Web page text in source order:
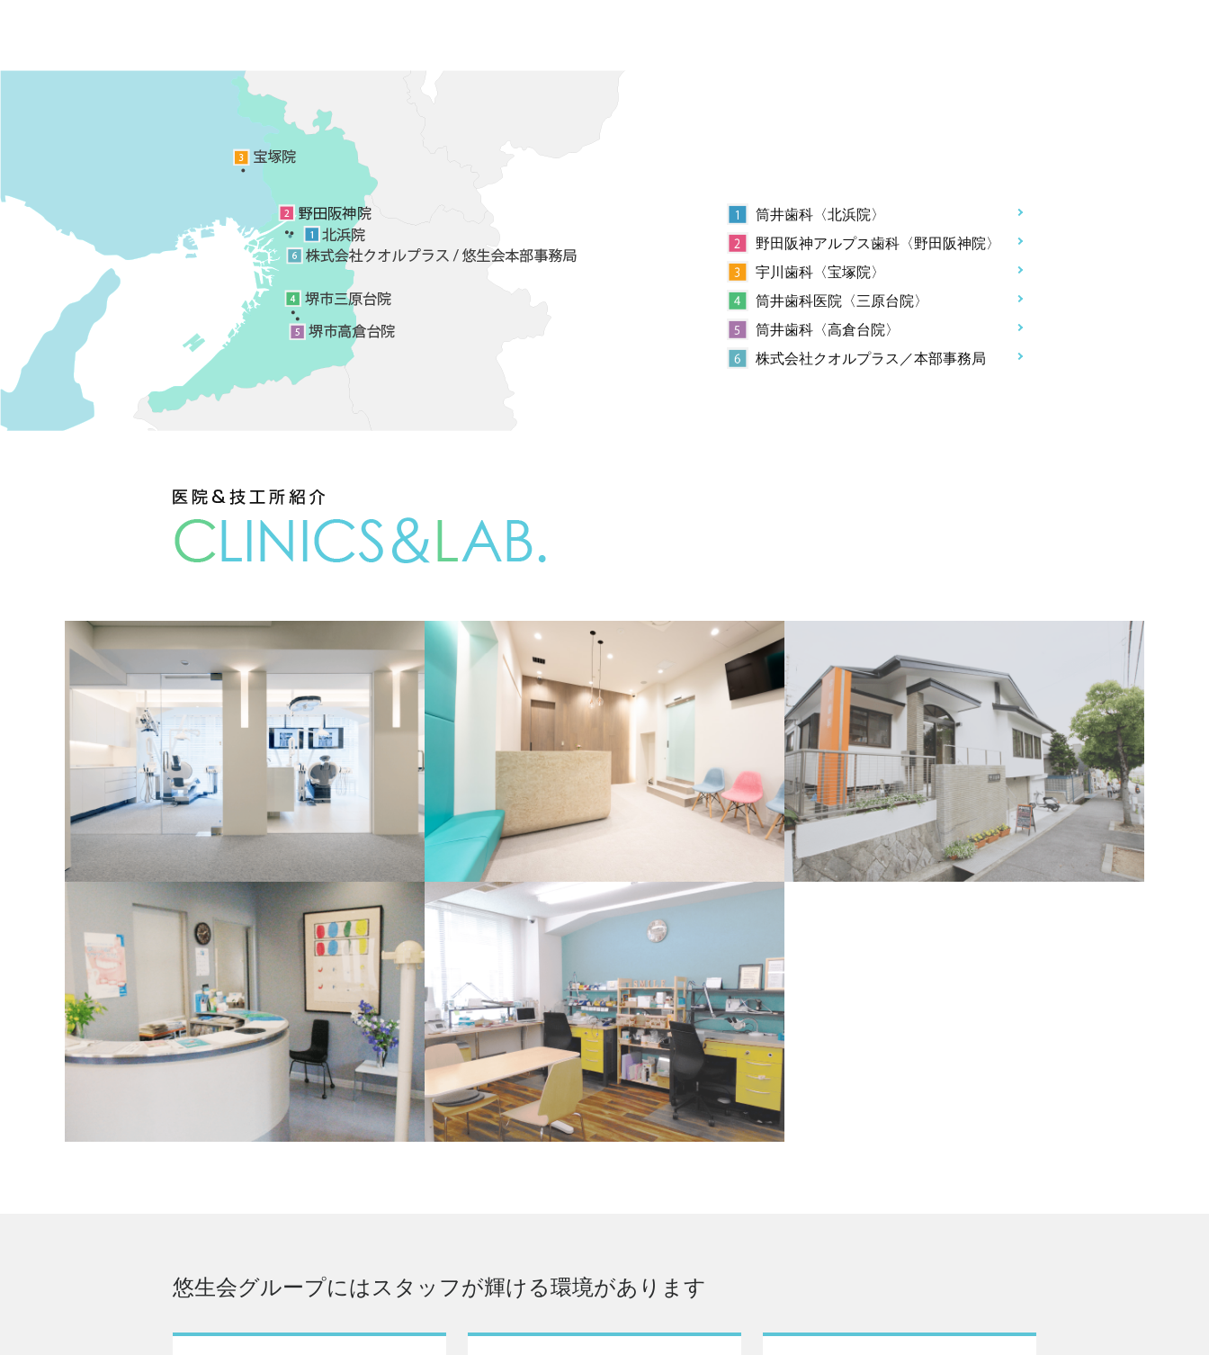
筒井歯科〈北浜院〉
野田阪神アルプス歯科〈野田阪神院〉
宇川歯科〈宝塚院〉
筒井歯科医院〈三原台院〉
筒井歯科〈高倉台院〉
株式会社クオルプラス／本部事務局
悠生会グループにはスタッフが輝ける環境があります